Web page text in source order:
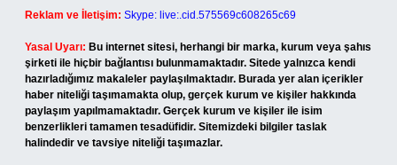
Reklam ve İletişim: Skype: live:.cid.575569c608265c69
Yasal Uyarı: Bu internet sitesi, herhangi bir marka, kurum veya şahıs
şirketi ile hiçbir bağlantısı bulunmamaktadır. Sitede yalnızca kendi
hazırladığımız makaleler paylaşılmaktadır. Burada yer alan içerikler
haber niteliği taşımamakta olup, gerçek kurum ve kişiler hakkında
paylaşım yapılmamaktadır. Gerçek kurum ve kişiler ile isim
benzerlikleri tamamen tesadüfidir. Sitemizdeki bilgiler taslak
halindedir ve tavsiye niteliği taşımazlar.